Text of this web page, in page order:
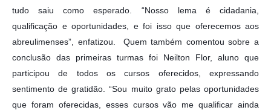
tudo saiu como esperado. “Nosso lema é cidadania,
qualificação e oportunidades, e foi isso que oferecemos aos
abreulimenses”, enfatizou.  Quem também comentou sobre a
conclusão das primeiras turmas foi Neilton Flor, aluno que
participou de todos os cursos oferecidos, expressando
sentimento de gratidão. “Sou muito grato pelas oportunidades
que foram oferecidas, esses cursos vão me qualificar ainda